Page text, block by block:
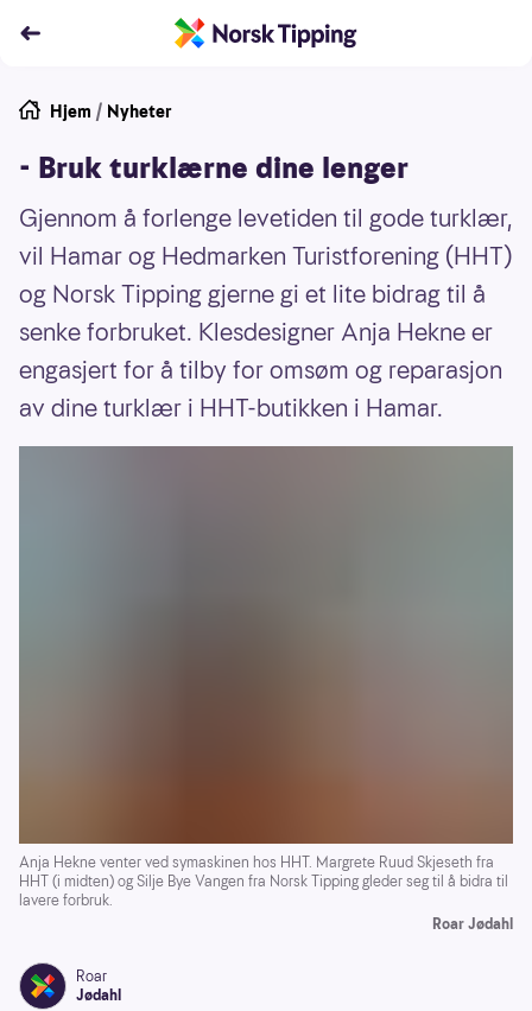
Hjem / Nyheter
- Bruk turklærne dine lenger
Gjennom å forlenge levetiden til gode turklær,
vil Hamar og Hedmarken Turistforening (HHT)
og Norsk Tipping gjerne gi et lite bidrag til å
senke forbruket. Klesdesigner Anja Hekne er
engasjert for å tilby for omsøm og reparasjon
av dine turklær i HHT-butikken i Hamar.
Anja Hekne venter ved symaskinen hos HHT. Margrete Ruud Skjeseth fra
HHT (i midten) og Silje Bye Vangen fra Norsk Tipping gleder seg til å bidra til
lavere forbruk.
Roar Jødahl
Roar
Jødahl